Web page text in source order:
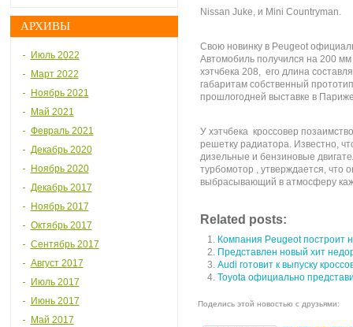
АРХИВЫ
Июль 2022
Март 2022
Ноябрь 2021
Май 2021
Февраль 2021
Декабрь 2020
Ноябрь 2020
Декабрь 2017
Ноябрь 2017
Октябрь 2017
Сентябрь 2017
Август 2017
Июль 2017
Июнь 2017
Май 2017
Nissan Juke, и Mini Countryman.
Свою новинку в Peugeot
Автомобиль получился на 200
хэтчбека 208, его длина
габаритам собственный
прошлогодней выставке в
У хэтчбека кроссовер
решетку радиатора. Известно,
дизельные и бензиновые
турбомотор , утверждается, что
выбрасывающий в атмосферу
Related posts:
Компания Peugeot построит
Представлен новый хит
Audi готовит к выпуску
Toyota официально
Поделись этой новостью с друзьями: